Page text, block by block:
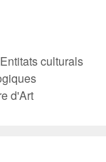
Entitats culturals
d'Art